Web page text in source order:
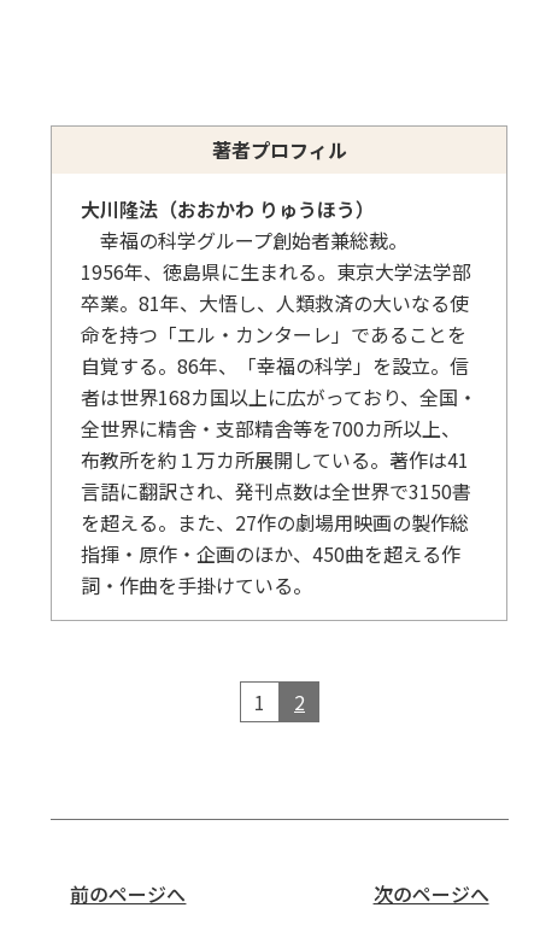
著者プロフィル
大川隆法（おおかわ りゅうほう）
幸福の科学グループ創始者兼総裁。
1956年、徳島県に生まれる。東京大学法学部
卒業。81年、大悟し、人類救済の大いなる使
命を持つ「エル・カンターレ」であることを
自覚する。86年、「幸福の科学」を設立。信
者は世界168カ国以上に広がっており、全国・
全世界に精舎・支部精舎等を700カ所以上、
布教所を約１万カ所展開している。著作は41
言語に翻訳され、発刊点数は全世界で3150書
を超える。また、27作の劇場用映画の製作総
指揮・原作・企画のほか、450曲を超える作
詞・作曲を手掛けている。
1 2
前のページへ 次のページへ